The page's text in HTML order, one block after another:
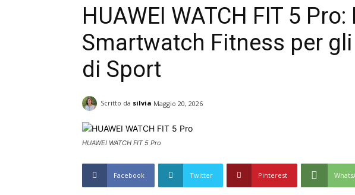
HUAWEI WATCH FIT 5
Smartwatch Fitness per
di Sport
Scritto da silvia Maggio 20, 2026
HUAWEI WATCH FIT 5 Pro
Facebook Twitter Pinterest